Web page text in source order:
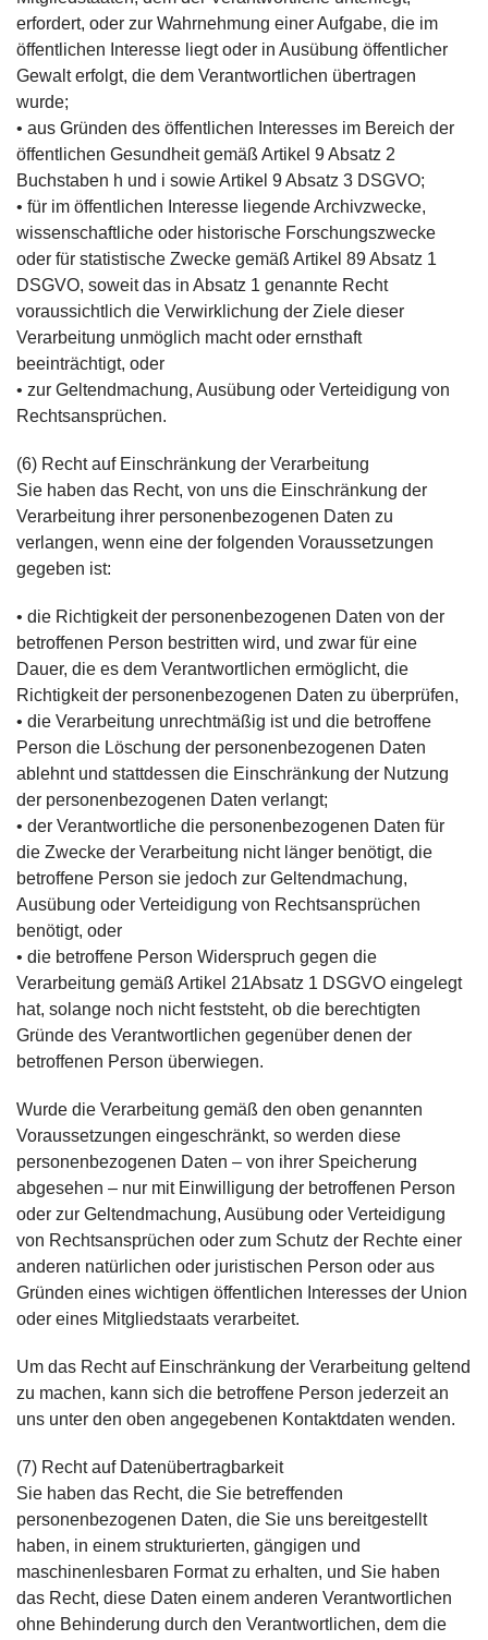
erfordert, oder zur Wahrnehmung einer Aufgabe, die im
öffentlichen Interesse liegt oder in Ausübung öffentlicher
Gewalt erfolgt, die dem Verantwortlichen übertragen
wurde;
• aus Gründen des öffentlichen Interesses im Bereich der
öffentlichen Gesundheit gemäß Artikel 9 Absatz 2
Buchstaben h und i sowie Artikel 9 Absatz 3 DSGVO;
• für im öffentlichen Interesse liegende Archivzwecke,
wissenschaftliche oder historische Forschungszwecke
oder für statistische Zwecke gemäß Artikel 89 Absatz 1
DSGVO, soweit das in Absatz 1 genannte Recht
voraussichtlich die Verwirklichung der Ziele dieser
Verarbeitung unmöglich macht oder ernsthaft
beeinträchtigt, oder
• zur Geltendmachung, Ausübung oder Verteidigung von
Rechtsansprüchen.
(6) Recht auf Einschränkung der Verarbeitung
Sie haben das Recht, von uns die Einschränkung der
Verarbeitung ihrer personenbezogenen Daten zu
verlangen, wenn eine der folgenden Voraussetzungen
gegeben ist:
• die Richtigkeit der personenbezogenen Daten von der
betroffenen Person bestritten wird, und zwar für eine
Dauer, die es dem Verantwortlichen ermöglicht, die
Richtigkeit der personenbezogenen Daten zu überprüfen,
• die Verarbeitung unrechtmäßig ist und die betroffene
Person die Löschung der personenbezogenen Daten
ablehnt und stattdessen die Einschränkung der Nutzung
der personenbezogenen Daten verlangt;
• der Verantwortliche die personenbezogenen Daten für
die Zwecke der Verarbeitung nicht länger benötigt, die
betroffene Person sie jedoch zur Geltendmachung,
Ausübung oder Verteidigung von Rechtsansprüchen
benötigt, oder
• die betroffene Person Widerspruch gegen die
Verarbeitung gemäß Artikel 21Absatz 1 DSGVO eingelegt
hat, solange noch nicht feststeht, ob die berechtigten
Gründe des Verantwortlichen gegenüber denen der
betroffenen Person überwiegen.
Wurde die Verarbeitung gemäß den oben genannten
Voraussetzungen eingeschränkt, so werden diese
personenbezogenen Daten – von ihrer Speicherung
abgesehen – nur mit Einwilligung der betroffenen Person
oder zur Geltendmachung, Ausübung oder Verteidigung
von Rechtsansprüchen oder zum Schutz der Rechte einer
anderen natürlichen oder juristischen Person oder aus
Gründen eines wichtigen öffentlichen Interesses der Union
oder eines Mitgliedstaats verarbeitet.
Um das Recht auf Einschränkung der Verarbeitung geltend
zu machen, kann sich die betroffene Person jederzeit an
uns unter den oben angegebenen Kontaktdaten wenden.
(7) Recht auf Datenübertragbarkeit
Sie haben das Recht, die Sie betreffenden
personenbezogenen Daten, die Sie uns bereitgestellt
haben, in einem strukturierten, gängigen und
maschinenlesbaren Format zu erhalten, und Sie haben
das Recht, diese Daten einem anderen Verantwortlichen
ohne Behinderung durch den Verantwortlichen, dem die